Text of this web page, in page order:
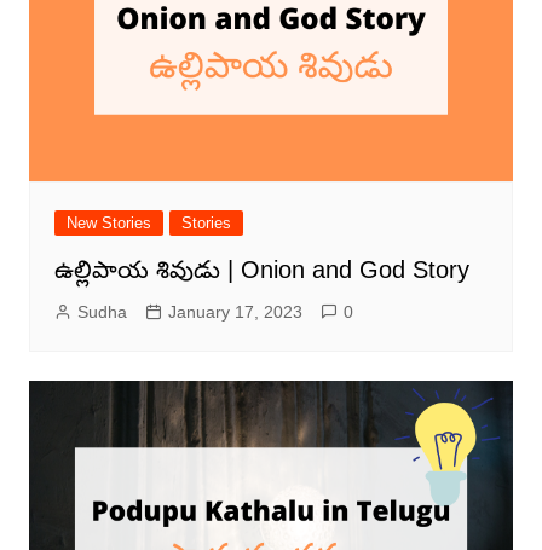
New Stories Stories
ఉల్లిపాయ శివుడు | Onion and God Story
Sudha January 17, 2023 0